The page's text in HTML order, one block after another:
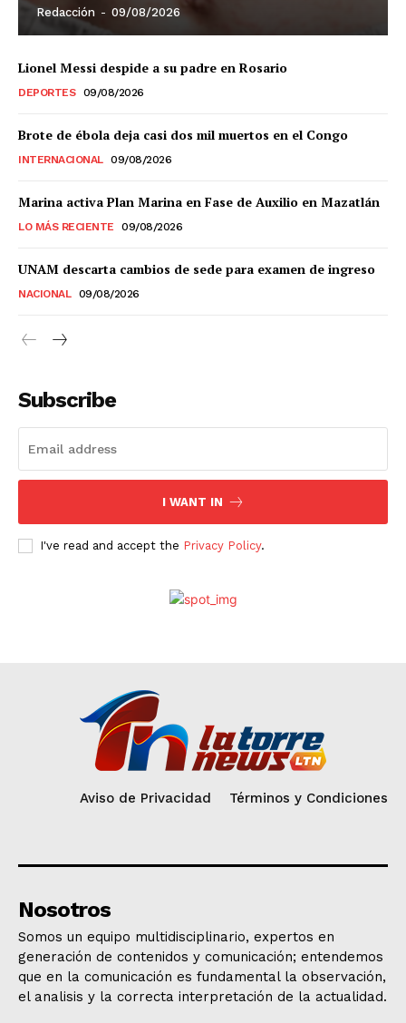
Redacción - 09/08/2026
Lionel Messi despide a su padre en Rosario
DEPORTES 09/08/2026
Brote de ébola deja casi dos mil muertos en el Congo
INTERNACIONAL 09/08/2026
Marina activa Plan Marina en Fase de Auxilio en Mazatlán
LO MÁS RECIENTE 09/08/2026
UNAM descarta cambios de sede para examen de ingreso
NACIONAL 09/08/2026
Subscribe
I WANT IN
I've read and accept the Privacy Policy.
Aviso de Privacidad Términos y Condiciones
Nosotros
Somos un equipo multidisciplinario, expertos en
generación de contenidos y comunicación; entendemos
que en la comunicación es fundamental la observación,
el analisis y la correcta interpretación de la actualidad.